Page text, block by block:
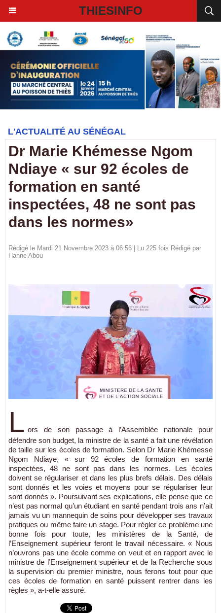
THIESINFO
L'ACTUALITÉ AU SÉNÉGAL
Dr Marie Khémesse Ngom
Ndiaye « sur 92 écoles de
formation en santé
inspectées, 48 ne sont pas
dans les normes»
Rédigé le Mardi 21 Novembre 2023 à 06:56 | Lu 225 fois Rédigé par
Hanne Abou
L ors de son passage à l’Assemblée nationale pour
défendre son budget, la ministre de la santé a fait une révélation
de taille sur les écoles de formation. Selon Dr Marie Khémesse
Ngom Ndiaye, « sur 92 écoles de formation en santé
inspectées, 48 ne sont pas dans les normes. Les écoles
doivent se régulariser et dans les plus brefs délais. Des délais
sont donnés et les voies et moyens pour se régulariser leur
sont donnés ». Poursuivant ses explications, elle pense que ce
n’est pas normal qu’un étudiant en santé pendant trois ans n’ait
jamais vu un mannequin de soins pour développer ses travaux
pratiques ou même faire un stage. Pour régler ce problème une
bonne fois pour toute, les ministères de la Santé, de
l’Enseignement supérieur feront le travail nécessaire. « Nous
n’ouvrons pas une école comme on veut et en rapport avec le
ministre de l’Enseignement supérieur et de la Recherche sous
la supervision du premier ministre, nous ferons tout pour que
ces écoles de formation en santé puissent rentrer dans les
règles », a-t-elle assuré.